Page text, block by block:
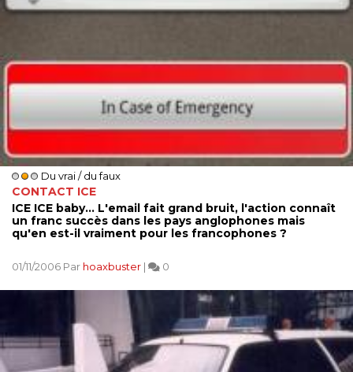
Du vrai / du faux
CONTACT ICE
ICE ICE baby... L'email fait grand bruit, l'action connaît
un franc succès dans les pays anglophones mais
qu'en est-il vraiment pour les francophones ?
01/11/2006 Par hoaxbuster | 0